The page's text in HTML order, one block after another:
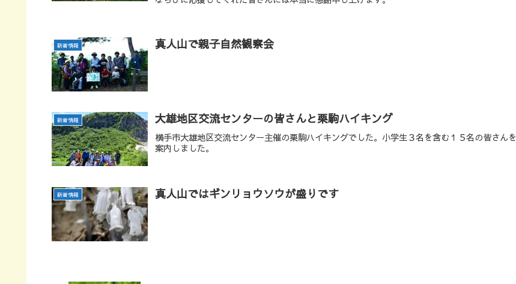
新着情報 真人山で親子自然観察会
新着情報 大雄地区交流センターの皆さんと栗駒ハイキング
横手市大雄地区交流センター主催の栗駒ハイキングでした。小学生３名を含む１５名の皆さんを
案内しました。
新着情報 真人山ではギンリョウソウが盛りです